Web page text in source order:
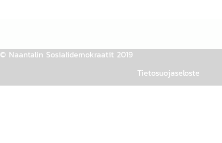
© Naantalin Sosialidemokraatit 2019
Tietosuojaseloste